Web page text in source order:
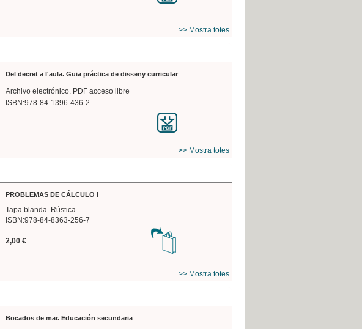
>> Mostra totes
Del decret a l'aula. Guia práctica de disseny curricular
Archivo electrónico. PDF acceso libre
ISBN:978-84-1396-436-2
>> Mostra totes
PROBLEMAS DE CÁLCULO I
Tapa blanda. Rústica
ISBN:978-84-8363-256-7
2,00 €
>> Mostra totes
Bocados de mar. Educación secundaria